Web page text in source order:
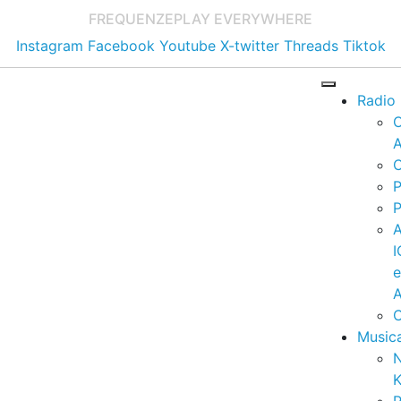
FREQUENZEPLAY EVERYWHERE
Instagram Facebook Youtube X-twitter Threads Tiktok
Radio
e